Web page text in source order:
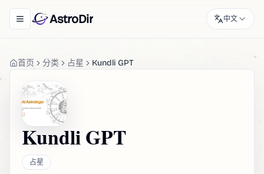
Toggle navigation menu
AstroDir 中文
首页 分类 占星 Kundli GPT
Kundli GPT
占星